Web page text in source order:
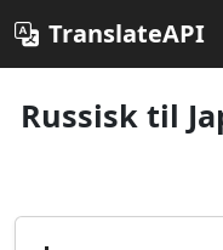
TranslateAPI
Russisk til